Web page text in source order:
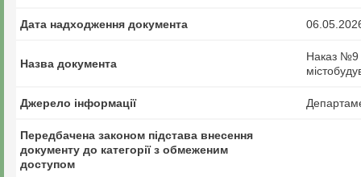
Дата надходження документа
Назва документа
Наказ №9
Джерело інформації
Передбачена законом підстава внесення
документу до категорії з обмеженим
доступом